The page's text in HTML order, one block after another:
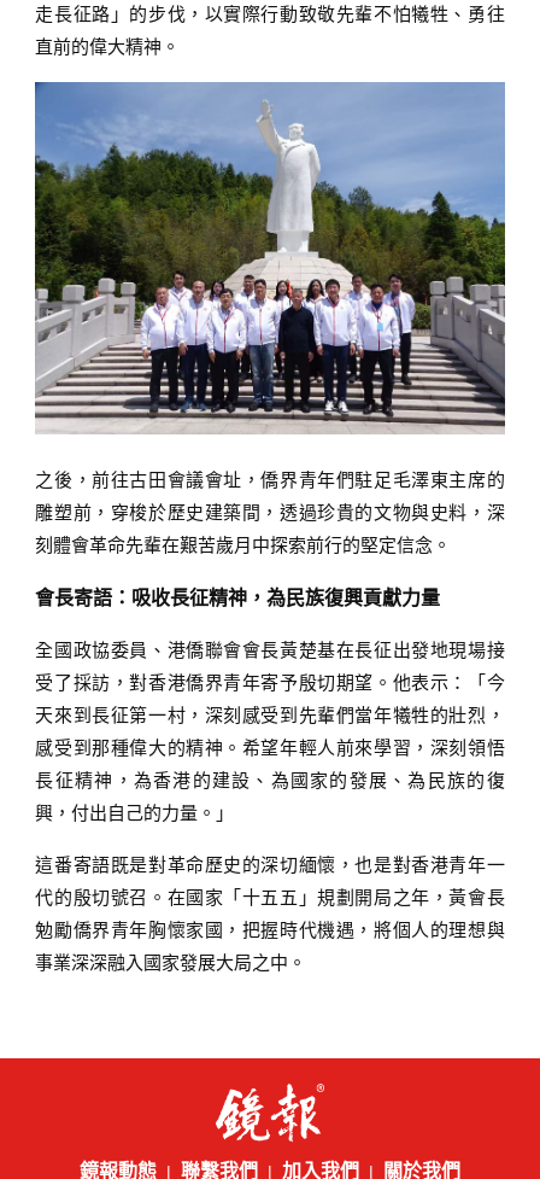
走長征路」的步伐，以實際行動致敬先輩不怕犧牲、勇往
直前的偉大精神。
之後，前往古田會議會址，僑界青年們駐足毛澤東主席的
雕塑前，穿梭於歷史建築間，透過珍貴的文物與史料，深
刻體會革命先輩在艱苦歲月中探索前行的堅定信念。
會長寄語：吸收長征精神，為民族復興貢獻力量
全國政協委員、港僑聯會會長黃楚基在長征出發地現場接
受了採訪，對香港僑界青年寄予殷切期望。他表示：「今
天來到長征第一村，深刻感受到先輩們當年犧牲的壯烈，
感受到那種偉大的精神。希望年輕人前來學習，深刻領悟
長征精神，為香港的建設、為國家的發展、為民族的復
興，付出自己的力量。」
這番寄語既是對革命歷史的深切緬懷，也是對香港青年一
代的殷切號召。在國家「十五五」規劃開局之年，黃會長
勉勵僑界青年胸懷家國，把握時代機遇，將個人的理想與
事業深深融入國家發展大局之中。
鏡報動態 聯繫我們 加入我們 關於我們